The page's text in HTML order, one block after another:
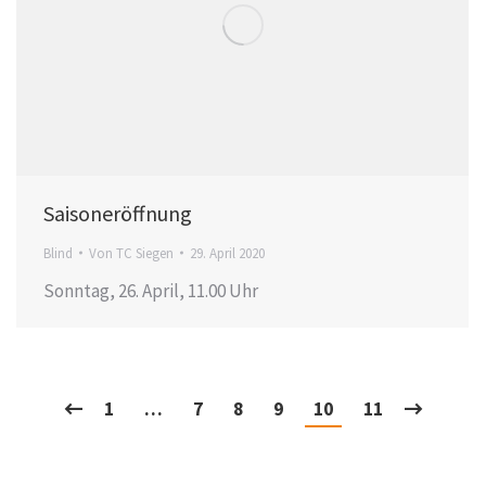
Saisoneröffnung
Blind Von TC Siegen 29. April 2020
Sonntag, 26. April, 11.00 Uhr
1 … 7 8 9 10 11